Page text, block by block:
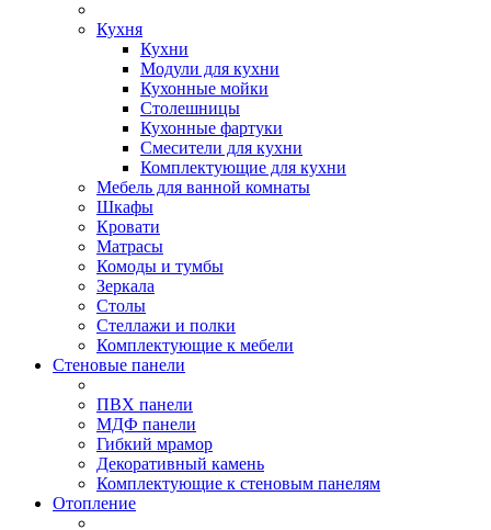
Кухня
Кухни
Модули для кухни
Кухонные мойки
Столешницы
Кухонные фартуки
Смесители для кухни
Комплектующие для кухни
Мебель для ванной комнаты
Шкафы
Кровати
Матрасы
Комоды и тумбы
Зеркала
Столы
Стеллажи и полки
Комплектующие к мебели
Стеновые панели
ПВХ панели
МДФ панели
Гибкий мрамор
Декоративный камень
Комплектующие к стеновым панелям
Отопление